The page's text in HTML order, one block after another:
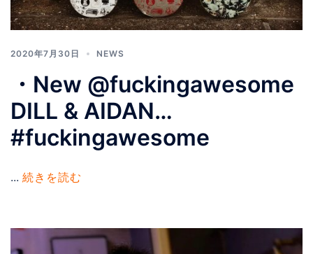
2020年7月30日 NEWS
・New @fuckingawesome
DILL & AIDAN…
#fuckingawesome
... 続きを読む